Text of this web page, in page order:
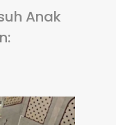
Anak